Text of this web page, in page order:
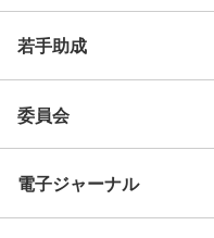
若手助成
委員会
電子ジャーナル